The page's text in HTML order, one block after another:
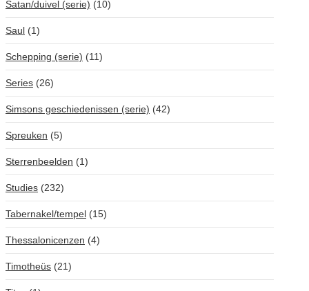
Satan/duivel (serie) (10)
Saul (1)
Schepping (serie) (11)
Series (26)
Simsons geschiedenissen (serie) (42)
Spreuken (5)
Sterrenbeelden (1)
Studies (232)
Tabernakel/tempel (15)
Thessalonicenzen (4)
Timotheüs (21)